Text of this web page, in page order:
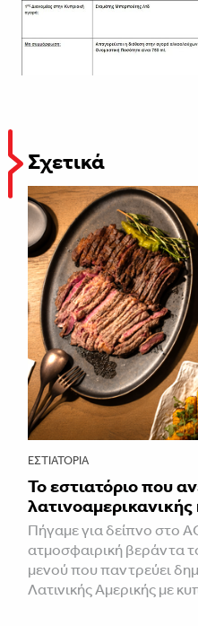
Σχετικά
ΕΣΤΙΑΤΌΡΙΑ
Το εστιατόριο που
Πήγαμε για δείπνο στο
ατμοσφαιρική βεράντα
μενού που παντρεύει
Λατινικής Αμερικής με